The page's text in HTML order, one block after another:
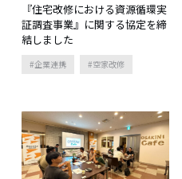
『住宅改修における資源循環実
証調査事業』に関する協定を締
結しました
企業連携 空家改修